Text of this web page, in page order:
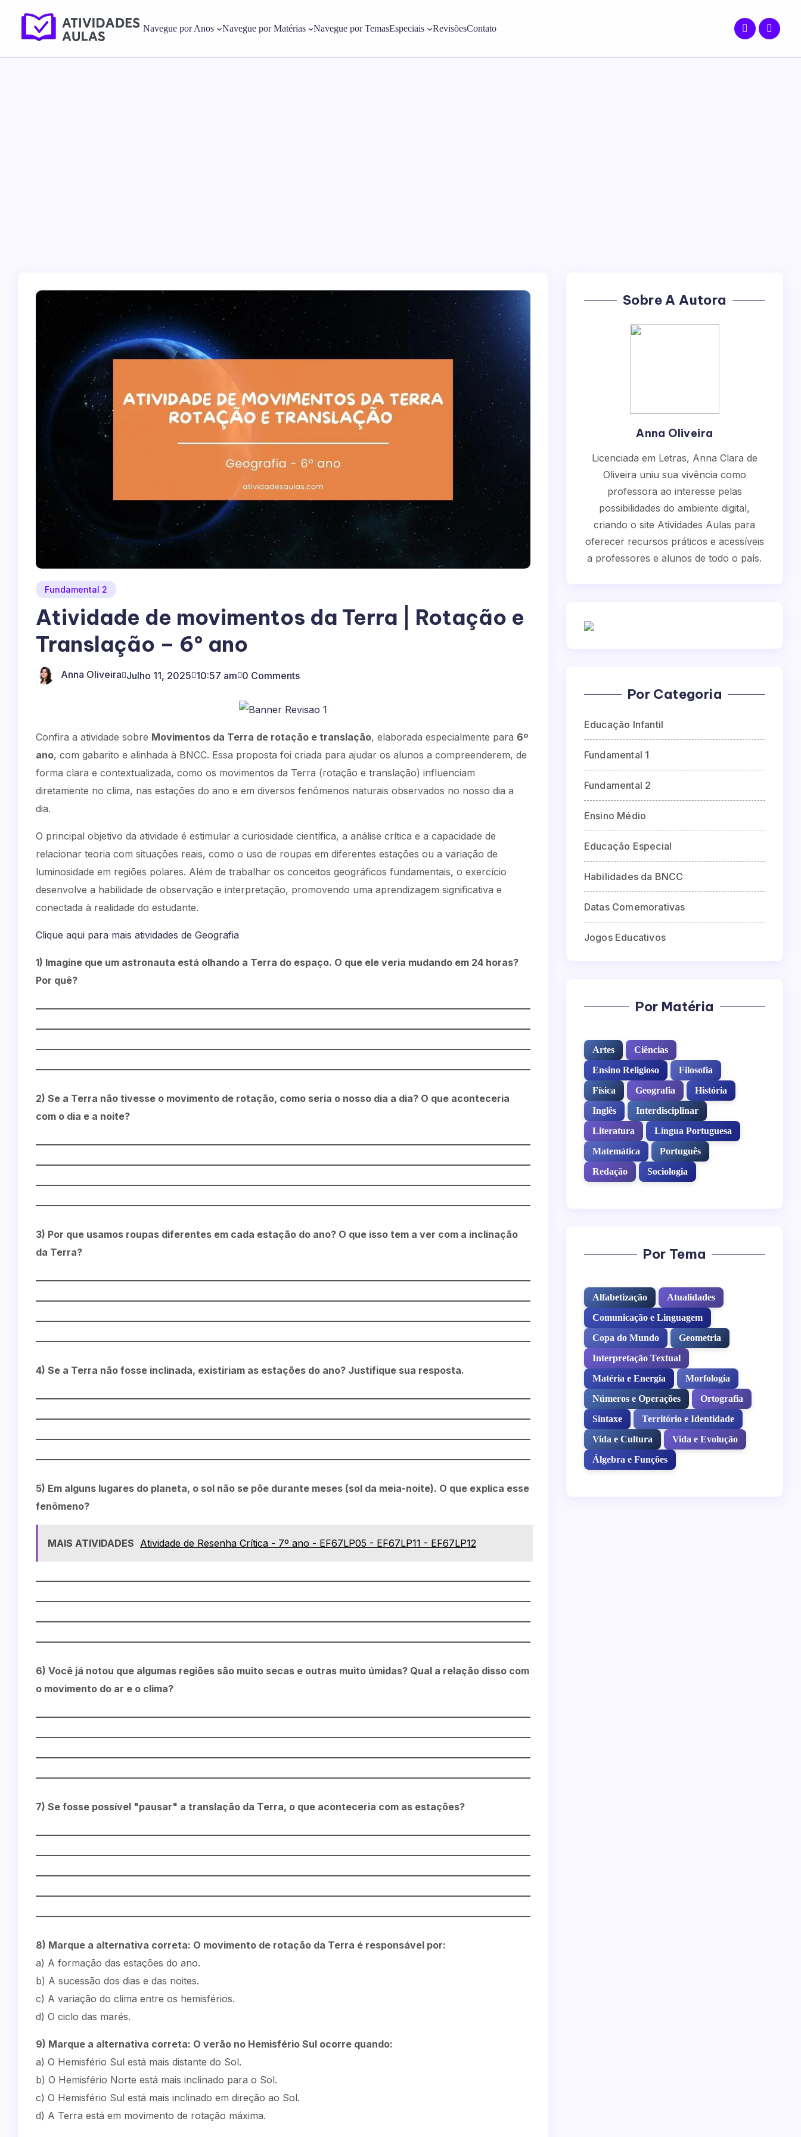
Navegue por Anos Navegue por Matérias Navegue por TemasEspeciais RevisõesContato
Fundamental 2
Atividade de movimentos da Terra | Rotação e
Translação – 6º ano
Anna Oliveira Julho 11, 2025 10:57 am 0 Comments
Confira a atividade sobre Movimentos da Terra de rotação e translação, elaborada especialmente para 6º
ano, com gabarito e alinhada à BNCC. Essa proposta foi criada para ajudar os alunos a compreenderem, de
forma clara e contextualizada, como os movimentos da Terra (rotação e translação) influenciam
diretamente no clima, nas estações do ano e em diversos fenômenos naturais observados no nosso dia a
dia.
O principal objetivo da atividade é estimular a curiosidade científica, a análise crítica e a capacidade de
relacionar teoria com situações reais, como o uso de roupas em diferentes estações ou a variação de
luminosidade em regiões polares. Além de trabalhar os conceitos geográficos fundamentais, o exercício
desenvolve a habilidade de observação e interpretação, promovendo uma aprendizagem significativa e
conectada à realidade do estudante.
Clique aqui para mais atividades de Geografia
1) Imagine que um astronauta está olhando a Terra do espaço. O que ele veria mudando em 24 horas?
Por quê?
2) Se a Terra não tivesse o movimento de rotação, como seria o nosso dia a dia? O que aconteceria
com o dia e a noite?
3) Por que usamos roupas diferentes em cada estação do ano? O que isso tem a ver com a inclinação
da Terra?
4) Se a Terra não fosse inclinada, existiriam as estações do ano? Justifique sua resposta.
5) Em alguns lugares do planeta, o sol não se põe durante meses (sol da meia-noite). O que explica esse
fenômeno?
MAIS ATIVIDADES Atividade de Resenha Crítica - 7º ano - EF67LP05 - EF67LP11 - EF67LP12
6) Você já notou que algumas regiões são muito secas e outras muito úmidas? Qual a relação disso com
o movimento do ar e o clima?
7) Se fosse possível "pausar" a translação da Terra, o que aconteceria com as estações?
8) Marque a alternativa correta: O movimento de rotação da Terra é responsável por:
a) A formação das estações do ano.
b) A sucessão dos dias e das noites.
c) A variação do clima entre os hemisférios.
d) O ciclo das marés.
9) Marque a alternativa correta: O verão no Hemisfério Sul ocorre quando:
a) O Hemisfério Sul está mais distante do Sol.
b) O Hemisfério Norte está mais inclinado para o Sol.
c) O Hemisfério Sul está mais inclinado em direção ao Sol.
d) A Terra está em movimento de rotação máxima.
Sobre A Autora
Anna Oliveira
Licenciada em Letras, Anna Clara de
Oliveira uniu sua vivência como
professora ao interesse pelas
possibilidades do ambiente digital,
criando o site Atividades Aulas para
oferecer recursos práticos e acessíveis
a professores e alunos de todo o país.
Por Categoria
Educação Infantil
Fundamental 1
Fundamental 2
Ensino Médio
Educação Especial
Habilidades da BNCC
Datas Comemorativas
Jogos Educativos
Por Matéria
Artes
Ciências
Ensino Religioso
Filosofia
Física
Geografia
História
Inglês
Interdisciplinar
Literatura
Língua Portuguesa
Matemática
Português
Redação
Sociologia
Por Tema
Alfabetização
Atualidades
Comunicação e Linguagem
Copa do Mundo
Geometria
Interpretação Textual
Matéria e Energia
Morfologia
Números e Operações
Ortografia
Sintaxe
Território e Identidade
Vida e Cultura
Vida e Evolução
Álgebra e Funções